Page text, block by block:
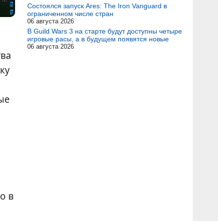
в
Состоялся запуск Ares: The Iron Vanguard в
ограниченном числе стран
06 августа 2026
В Guild Wars 3 на старте будут доступны четыре
игровые расы, а в будущем появятся новые
06 августа 2026